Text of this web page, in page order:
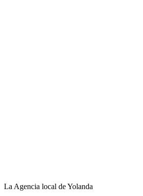
La Agencia local de Yolanda